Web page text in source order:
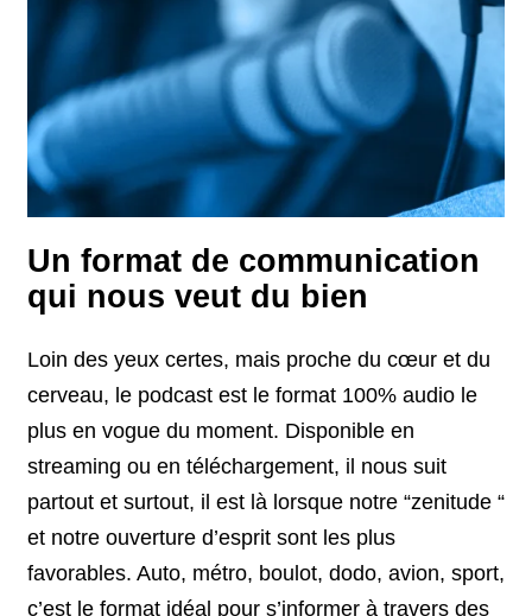
Un format de communication
qui nous veut du bien
Loin des yeux certes, mais proche du cœur et du
cerveau, le podcast est le format 100% audio le
plus en vogue du moment. Disponible en
streaming ou en téléchargement, il nous suit
partout et surtout, il est là lorsque notre “zenitude “
et notre ouverture d’esprit sont les plus
favorables. Auto, métro, boulot, dodo, avion, sport,
c’est le format idéal pour s’informer à travers des